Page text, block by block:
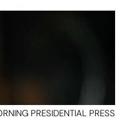
PRESIDENTIAL PRESS